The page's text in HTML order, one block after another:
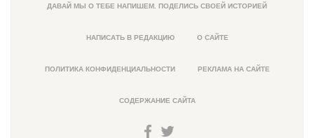
ДАВАЙ МЫ О ТЕБЕ НАПИШЕМ. ПОДЕЛИСЬ СВОЕЙ ИСТОРИЕЙ
НАПИСАТЬ В РЕДАКЦИЮ О САЙТЕ
ПОЛИТИКА КОНФИДЕНЦИАЛЬНОСТИ РЕКЛАМА НА САЙТЕ
СОДЕРЖАНИЕ САЙТА